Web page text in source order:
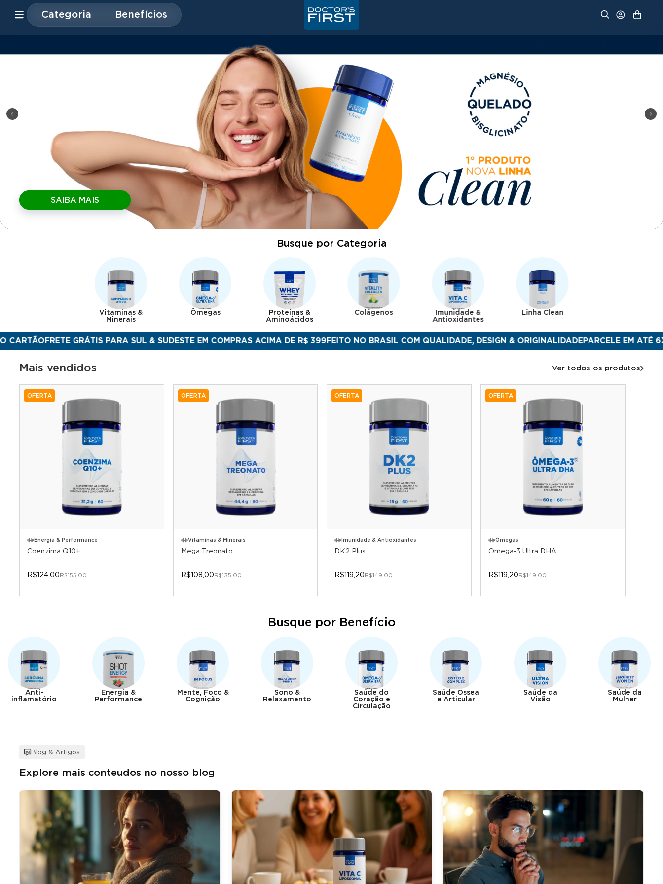
Categoria Benefícios
Busque por Categoria
Vitaminas &
Minerais
Ômegas
Proteínas &
Aminoácidos
Colágenos
Imunidade &
Antioxidantes
Linha Clean
FRETE GRÁTIS PARA SUL & SUDESTE EM COMPRAS ACIMA DE R$ 399FEITO NO BRASIL COM QUALIDADE, DESIGN & ORIGINALIDADEPARCELE EM ATÉ 6X SEM
Mais vendidos Ver todos os produtos
OFERTA
Energia & Performance
Coenzima Q10+
R$124,00R$155,00
OFERTA
Vitaminas & Minerais
Mega Treonato
R$108,00R$135,00
OFERTA
Imunidade & Antioxidantes
DK2 Plus
R$119,20R$149,00
OFERTA
Ômegas
Ômega-3 Ultra DHA
R$119,20R$149,00
Busque por Benefício
Anti-
inflamatório
Energia &
Performance
Mente, Foco &
Cognição
Sono &
Relaxamento
Saúde do
Coração e
Circulação
Saúde Óssea
e Articular
Saúde da
Visão
Saúde da
Mulher
Blog & Artigos
Explore mais conteudos no nosso blog